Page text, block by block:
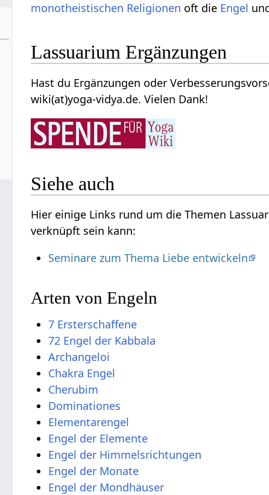
monotheistischen Religionen oft die Engel
Lassuarium Ergänzungen
Hast du Ergänzungen oder
wiki(at)yoga-vidya.de. Vielen Dank!
Siehe auch
Hier einige Links rund um die Themen
verknüpft sein kann:
Seminare zum Thema Liebe entwickeln
Arten von Engeln
7 Ersterschaffene
72 Engel der Kabbala
Archangeloi
Chakra Engel
Cherubim
Dominationes
Elementarengel
Engel der Elemente
Engel der Himmelsrichtungen
Engel der Monate
Engel der Mondhäuser